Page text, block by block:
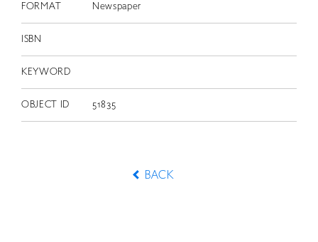
FORMAT Newspaper
ISBN
KEYWORD
OBJECT ID 51835
BACK